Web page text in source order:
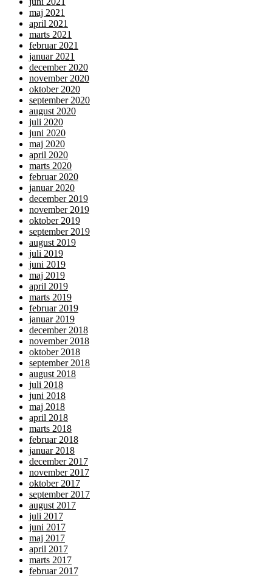
maj 2021
april 2021
marts 2021
februar 2021
januar 2021
december 2020
november 2020
oktober 2020
september 2020
august 2020
juli 2020
juni 2020
maj 2020
april 2020
marts 2020
februar 2020
januar 2020
december 2019
november 2019
oktober 2019
september 2019
august 2019
juli 2019
juni 2019
maj 2019
april 2019
marts 2019
februar 2019
januar 2019
december 2018
november 2018
oktober 2018
september 2018
august 2018
juli 2018
juni 2018
maj 2018
april 2018
marts 2018
februar 2018
januar 2018
december 2017
november 2017
oktober 2017
september 2017
august 2017
juli 2017
juni 2017
maj 2017
april 2017
marts 2017
februar 2017